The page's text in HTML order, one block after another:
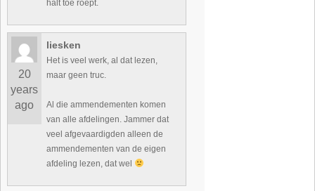
halt toe roept.
20
years
ago
liesken
Het is veel werk, al dat lezen,
maar geen truc.
Al die ammendementen komen
van alle afdelingen. Jammer dat
veel afgevaardigden alleen de
ammendementen van de eigen
afdeling lezen, dat wel